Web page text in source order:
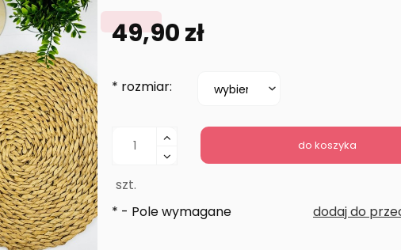
49,90 zł
* rozmiar:
szt.
do koszyka
dodaj do
* - Pole wymagane